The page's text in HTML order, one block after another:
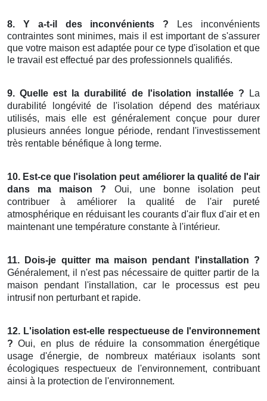
8. Y a-t-il des inconvénients ? Les inconvénients
contraintes sont minimes, mais il est important de s'assurer
que votre maison est adaptée pour ce type d'isolation et que
le travail est effectué par des professionnels qualifiés.
9. Quelle est la durabilité de l'isolation installée ? La
durabilité longévité de l'isolation dépend des matériaux
utilisés, mais elle est généralement conçue pour durer
plusieurs années longue période, rendant l'investissement
très rentable bénéfique à long terme.
10. Est-ce que l'isolation peut améliorer la qualité de l'air
dans ma maison ? Oui, une bonne isolation peut
contribuer à améliorer la qualité de l'air pureté
atmosphérique en réduisant les courants d'air flux d'air et en
maintenant une température constante à l'intérieur.
11. Dois-je quitter ma maison pendant l'installation ?
Généralement, il n'est pas nécessaire de quitter partir de la
maison pendant l'installation, car le processus est peu
intrusif non perturbant et rapide.
12. L'isolation est-elle respectueuse de l'environnement
? Oui, en plus de réduire la consommation énergétique
usage d'énergie, de nombreux matériaux isolants sont
écologiques respectueux de l'environnement, contribuant
ainsi à la protection de l'environnement.